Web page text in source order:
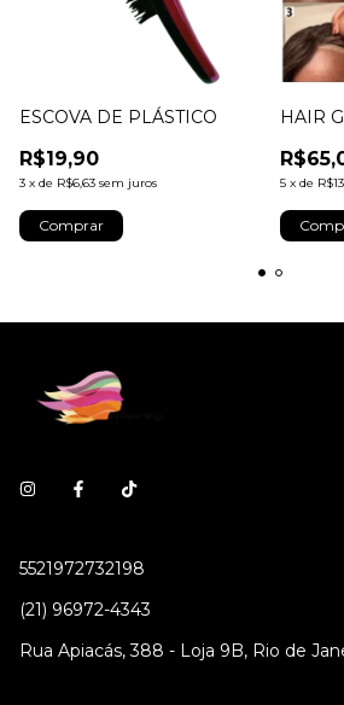
ESCOVA DE PLÁSTICO
R$19,90
3 x de R$6,63 sem juros
HAIR
5 x de
5521972732198
(21) 96972-4343
Rua Apiacás, 388 - Loja 9B, Rio de